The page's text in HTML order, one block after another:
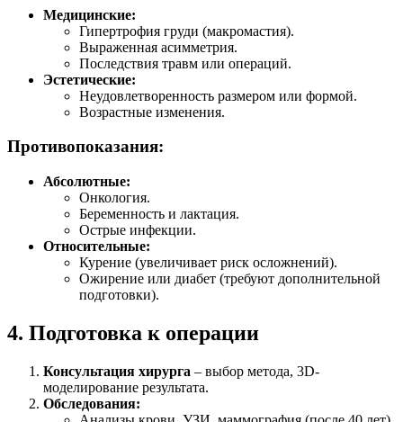
Медицинские:
Гипертрофия груди (макромастия).
Выраженная асимметрия.
Последствия травм или операций.
Эстетические:
Неудовлетворенность размером или формой.
Возрастные изменения.
Противопоказания:
Абсолютные:
Онкология.
Беременность и лактация.
Острые инфекции.
Относительные:
Курение (увеличивает риск осложнений).
Ожирение или диабет (требуют дополнительной
подготовки).
4. Подготовка к операции
Консультация хирурга – выбор метода, 3D-
моделирование результата.
Обследования: